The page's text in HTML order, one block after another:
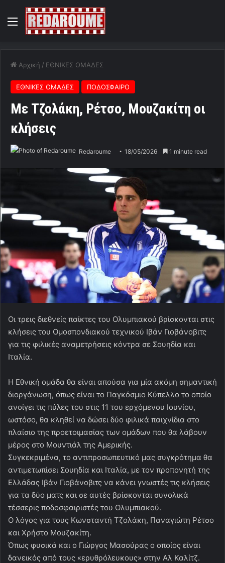
Menu
Αρχική / ΕΘΝΙΚΕΣ ΟΜΑΔΕΣ
ΕΘΝΙΚΕΣ ΟΜΑΔΕΣ ΠΟΔΟΣΦΑΙΡΟ
Με Τζολάκη, Ρέτσο, Μουζακίτη οι
κλήσεις
Redaroume 18/05/2026 1 minute read
Οι τρεις διεθνείς παίκτες του Ολυμπιακού βρίσκονται στις
κλήσεις του Ομοσπονδιακού τεχνικού Ιβάν Γιοβάνοβιτς
για τις φιλικές αναμετρήσεις κόντρα σε Σουηδία και
Ιταλία.
Η Εθνική ομάδα θα είναι απούσα για μία ακόμη σημαντική
διοργάνωση, όπως είναι το Παγκόσμιο Κύπελλο το οποίο
ανοίγει τις πύλες του στις 11 του ερχόμενου Ιουνίου,
ωστόσο, θα κληθεί να δώσει δύο φιλικά παιχνίδια στο
πλαίσιο της προετοιμασίας των ομάδων που θα λάβουν
μέρος στο Μουντιάλ της Αμερικής.
Συγκεκριμένα, το αντιπροσωπευτικό μας συγκρότημα θα
αντιμετωπίσει Σουηδία και Ιταλία, με τον προπονητή της
Ελλάδας Ιβάν Γιοβάνοβιτς να κάνει γνωστές τις κλήσεις
για τα δύο ματς και σε αυτές βρίσκονται συνολικά
τέσσερις ποδοσφαιριστές του Ολυμπιακού.
Ο λόγος για τους Κωνσταντή Τζολάκη, Παναγιώτη Ρέτσο
και Χρήστο Μουζακίτη.
Όπως φυσικά και ο Γιώργος Μασούρας ο οποίος είναι
δανεικός από τους «ερυθρόλευκους» στην Αλ Καλίτζ.